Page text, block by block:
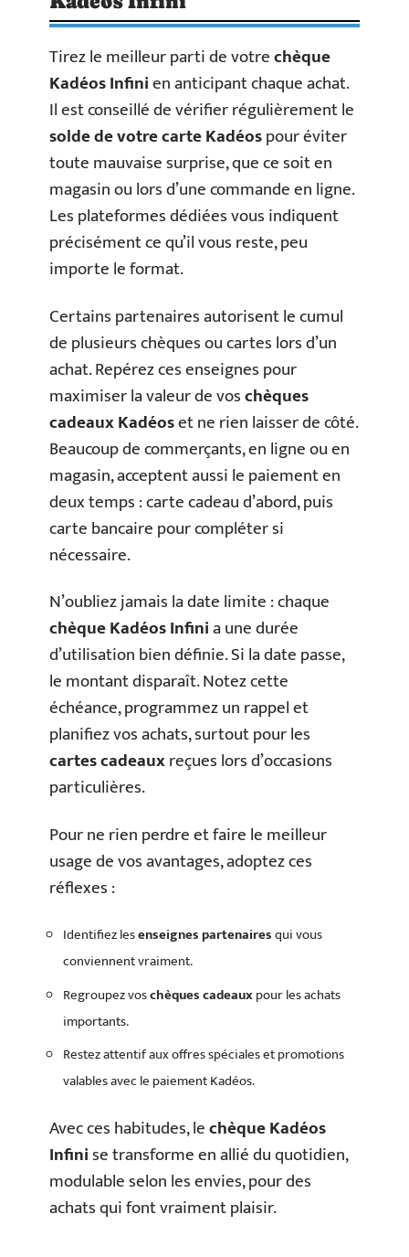
Tirez le meilleur parti de votrechèque
Kadéos Infinien anticipant chaque achat.
Il est conseillé de vérifier régulièrement le
solde de votre carte Kadéospour éviter
toute mauvaise surprise, que ce soit en
magasin ou lors d’une commande en ligne.
Les plateformes dédiées vous indiquent
précisément ce qu’il vous reste, peu
importe le format.
Certains partenaires autorisent le cumul
de plusieurs chèques ou cartes lors d’un
achat. Repérez ces enseignes pour
maximiser la valeur de voschèques
cadeaux Kadéoset ne rien laisser de côté.
Beaucoup de commerçants, en ligne ou en
magasin, acceptent aussi le paiement en
deux temps : carte cadeau d’abord, puis
carte bancaire pour compléter si
nécessaire.
N’oubliez jamais la date limite : chaque
chèque Kadéos Infinia une durée
d’utilisation bien définie. Si la date passe,
le montant disparaît. Notez cette
échéance, programmez un rappel et
planifiez vos achats, surtout pour les
cartes cadeauxreçues lors d’occasions
particulières.
Pour ne rien perdre et faire le meilleur
usage de vos avantages, adoptez ces
réflexes :
Identifiez lesenseignes partenairesqui vous
conviennent vraiment.
Regroupez voschèques cadeauxpour les achats
importants.
Restez attentif aux offres spéciales et promotions
valables avec le paiement Kadéos.
Avec ces habitudes, lechèque Kadéos
Infinise transforme en allié du quotidien,
modulable selon les envies, pour des
achats qui font vraiment plaisir.